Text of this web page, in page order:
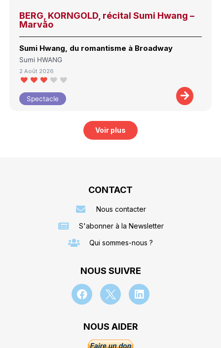
BERG, KORNGOLD, récital Sumi Hwang –
Marvão
Sumi Hwang, du romantisme à Broadway
Sumi HWANG
2 Août 2026
Spectacle
Voir plus
CONTACT
Nous contacter
S'abonner à la Newsletter
Qui sommes-nous ?
NOUS SUIVRE
NOUS AIDER